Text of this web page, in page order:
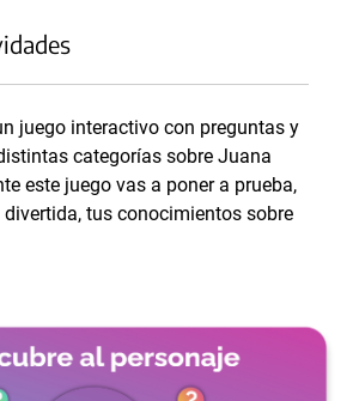
juego interactivo con preguntas y
categorías sobre Juana
este juego vas a poner a prueba,
tus conocimientos sobre